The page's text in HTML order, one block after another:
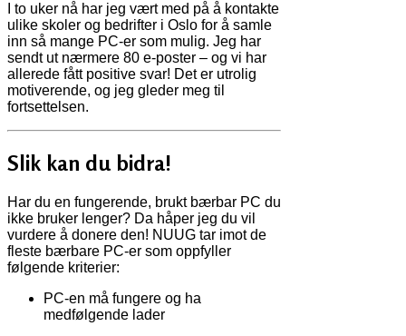
I to uker nå har jeg vært med på å kontakte
ulike skoler og bedrifter i Oslo for å samle
inn så mange PC-er som mulig. Jeg har
sendt ut nærmere 80 e-poster – og vi har
allerede fått positive svar! Det er utrolig
motiverende, og jeg gleder meg til
fortsettelsen.
Slik kan du bidra!
Har du en fungerende, brukt bærbar PC du
ikke bruker lenger? Da håper jeg du vil
vurdere å donere den! NUUG tar imot de
fleste bærbare PC-er som oppfyller
følgende kriterier:
PC-en må fungere og ha
medfølgende lader